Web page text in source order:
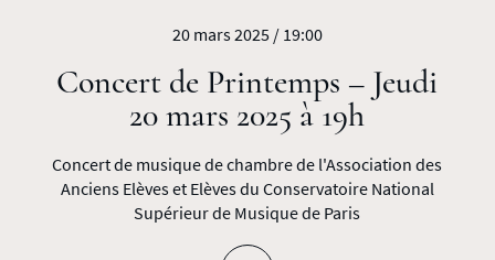
20 mars 2025 / 19:00
Concert de Printemps – Jeudi
20 mars 2025 à 19h
Concert de musique de chambre de l'Association des
Anciens Elèves et Elèves du Conservatoire National
Supérieur de Musique de Paris